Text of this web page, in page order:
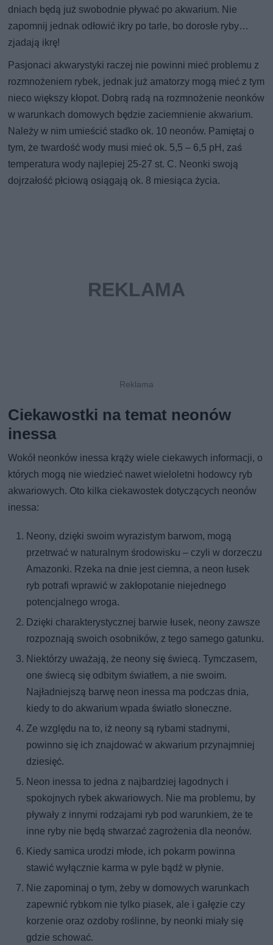
dniach będą już swobodnie pływać po akwarium. Nie
zapomnij jednak odłowić ikry po tarle, bo dorosłe ryby…
zjadają ikrę!
Pasjonaci akwarystyki raczej nie powinni mieć problemu z
rozmnożeniem rybek, jednak już amatorzy mogą mieć z tym
nieco większy kłopot. Dobrą radą na rozmnożenie neonków
w warunkach domowych będzie zaciemnienie akwarium.
Należy w nim umieścić stadko ok. 10 neonów. Pamiętaj o
tym, że twardość wody musi mieć ok. 5,5 – 6,5 pH, zaś
temperatura wody najlepiej 25-27 st. C. Neonki swoją
dojrzałość płciową osiągają ok. 8 miesiąca życia.
Ciekawostki na temat neonów
inessa
Wokół neonków inessa krąży wiele ciekawych informacji, o
których mogą nie wiedzieć nawet wieloletni hodowcy ryb
akwariowych. Oto kilka ciekawostek dotyczących neonów
inessa:
Neony, dzięki swoim wyrazistym barwom, mogą
przetrwać w naturalnym środowisku – czyli w dorzeczu
Amazonki. Rzeka na dnie jest ciemna, a neon łusek
ryb potrafi wprawić w zakłopotanie niejednego
potencjalnego wroga.
Dzięki charakterystycznej barwie łusek, neony zawsze
rozpoznają swoich osobników, z tego samego gatunku.
Niektórzy uważają, że neony się świecą. Tymczasem,
one świecą się odbitym światłem, a nie swoim.
Najładniejszą barwę neon inessa ma podczas dnia,
kiedy to do akwarium wpada światło słoneczne.
Ze względu na to, iż neony są rybami stadnymi,
powinno się ich znajdować w akwarium przynajmniej
dziesięć.
Neon inessa to jedna z najbardziej łagodnych i
spokojnych rybek akwariowych. Nie ma problemu, by
pływały z innymi rodzajami ryb pod warunkiem, że te
inne ryby nie będą stwarzać zagrożenia dla neonów.
Kiedy samica urodzi młode, ich pokarm powinna
stawić wyłącznie karma w pyle bądź w płynie.
Nie zapominaj o tym, żeby w domowych warunkach
zapewnić rybkom nie tylko piasek, ale i gałęzie czy
korzenie oraz ozdoby roślinne, by neonki miały się
gdzie schować.